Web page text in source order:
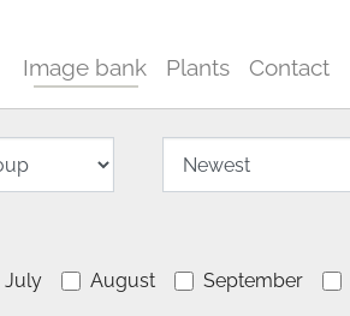
Image bank Plants Contact
July August September